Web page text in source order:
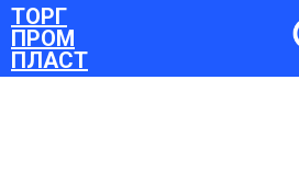
ТОРГ
ПРОМ
ПЛАСТ